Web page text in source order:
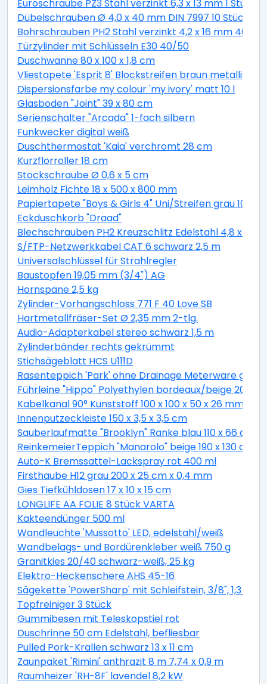
Euroschraube PZ3 Stahl verzinkt 6,3 x 13 mm 1 Stück
Dübelschrauben Ø 4,0 x 40 mm DIN 7997 10 Stück
Bohrschrauben PH2 Stahl verzinkt 4,2 x 16 mm 40
Türzylinder mit Schlüsseln E30 40/50
Duschwanne 80 x 100 x 1,8 cm
Vliestapete 'Esprit 8' Blockstreifen braun metallic
Dispersionsfarbe my colour 'my ivory' matt 10 l
Glasboden "Joint" 39 x 80 cm
Serienschalter "Arcada" 1-fach silbern
Funkwecker digital weiß
Duschthermostat 'Kaia' verchromt 28 cm
Kurzflorroller 18 cm
Stockschraube Ø 0,6 x 5 cm
Leimholz Fichte 18 x 500 x 800 mm
Papiertapete "Boys & Girls 4" Uni/Streifen grau 10,05
Eckduschkorb "Draad"
Blechschrauben PH2 Kreuzschlitz Edelstahl 4,8 x 19
S/FTP-Netzwerkkabel CAT 6 schwarz 2,5 m
Universalschlüssel für Strahlregler
Baustopfen 19,05 mm (3/4") AG
Hornspäne 2,5 kg
Zylinder-Vorhangschloss 771 F 40 Love SB
Hartmetallfräser-Set Ø 2,35 mm 2-tlg.
Audio-Adapterkabel stereo schwarz 1,5 m
Zylinderbänder rechts gekrümmt
Stichsägeblatt HCS U111D
Rasenteppich 'Park' ohne Drainage Meterware
Führleine "Hippo" Polyethylen bordeaux/beige 200
Kabelkanal 90° Kunststoff 100 x 100 x 50 x 26 mm
Innenputzeckleiste 150 x 3,5 x 3,5 cm
Sauberlaufmatte "Brooklyn" Ranke blau 110 x 66 cm
ReinkemeierTeppich "Manarolo" beige 190 x 130 cm
Auto-K Bremssattel-Lackspray rot 400 ml
Firsthaube H12 grau 200 x 25 cm x 0,4 mm
Gies Tiefkühldosen 17 x 10 x 15 cm
LONGLIFE AA FOLIE 8 Stück VARTA
Kakteendünger 500 ml
Wandleuchte 'Mussotto' LED, edelstahl/weiß
Wandbelags- und Bordürenkleber weiß 750 g
Granitkies 20/40 schwarz-weiß, 25 kg
Elektro-Heckenschere AHS 45-16
Sägekette 'PowerSharp' mit Schleifstein, 3/8", 1,3
Topfreiniger 3 Stück
Gummibesen mit Teleskopstiel rot
Duschrinne 50 cm Edelstahl, befliesbar
Pulled Pork-Krallen schwarz 13 x 11 cm
Zaunpaket 'Rimini' anthrazit 8 m 7,74 x 0,9 m
Raumheizer 'RH-8F' lavendel 8,2 kW